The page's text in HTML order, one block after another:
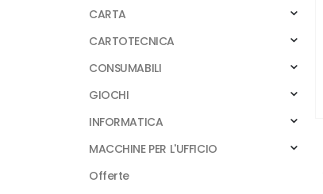
CARTA
CARTOTECNICA
CONSUMABILI
GIOCHI
INFORMATICA
MACCHINE PER L'UFFICIO
Offerte